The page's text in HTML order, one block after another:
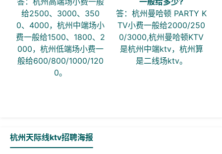
给2500、3000、350
0、4000，杭州中端场小
费一般给1500、1800、2
000，杭州低端场小费一
般给600/800/1000/120
0。
答：杭州曼哈顿 PARTY K
TV小费一般给2000/250
0/3000,杭州曼哈顿KTV
是杭州中端ktv，杭州算
是二线场ktv。
杭州天际线ktv招聘海报